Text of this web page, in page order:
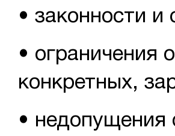
• законности
• ограничения
конкретных,
• недопущения